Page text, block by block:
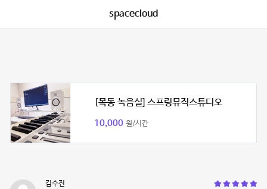
spacecloud
[목동 녹음실] 스프링뮤직스튜디오
10,000 원/시간
김수진